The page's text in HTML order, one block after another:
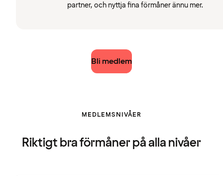
partner, och nyttja fina förmåner ännu mer.
Bli medlem
MEDLEMSNIVÅER
Riktigt bra förmåner på alla nivåer